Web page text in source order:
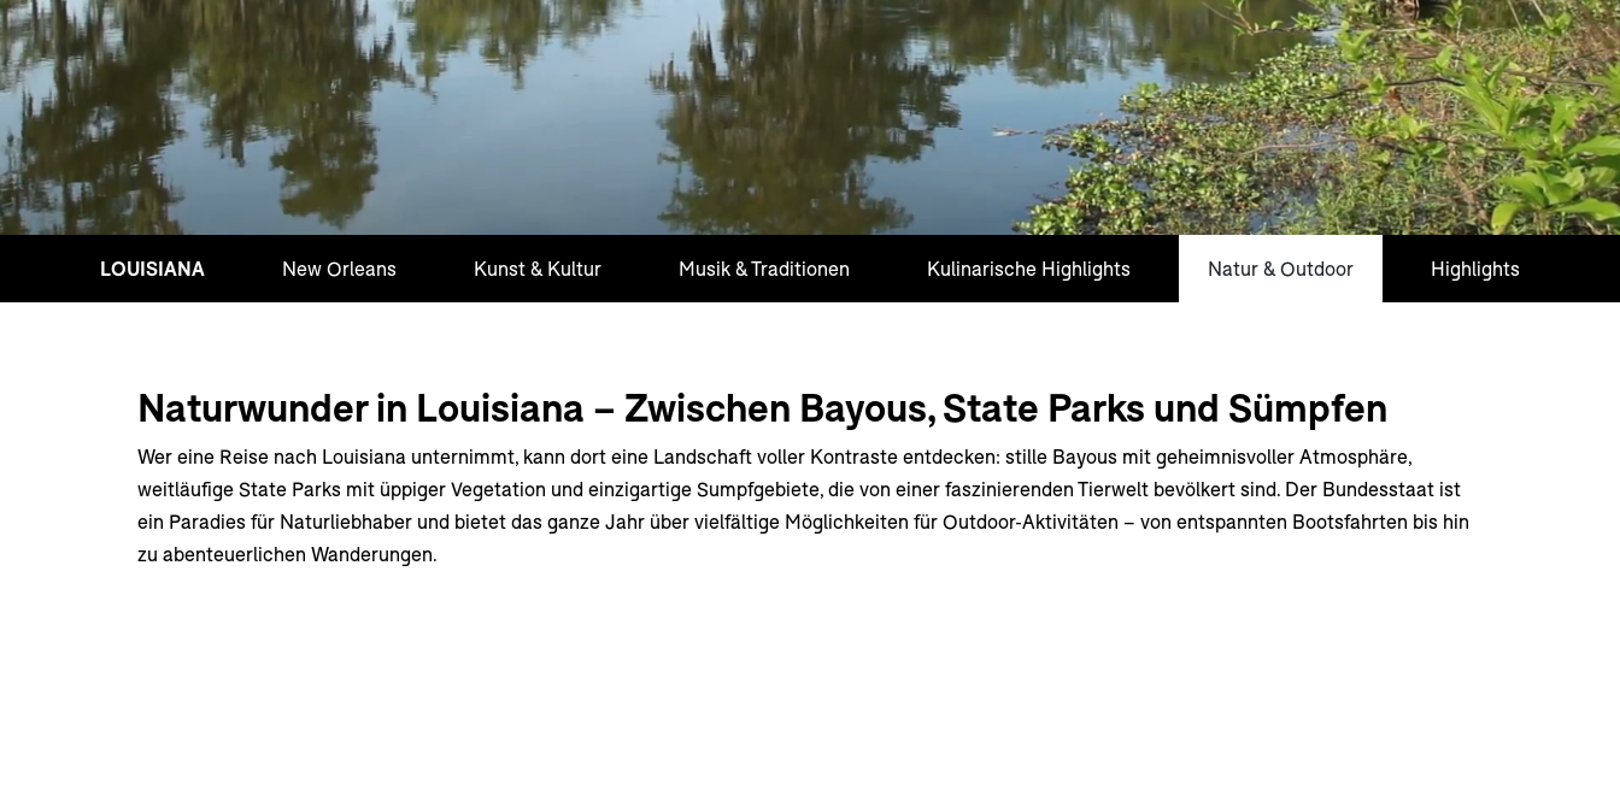
LOUISIANA New Orleans Kunst & Kultur Musik & Traditionen Kulinarische Highlights Natur & Outdoor Highlights
Naturwunder in Louisiana – Zwischen Bayous, State Parks und Sümpfen
Wer eine Reise nach Louisiana unternimmt, kann dort eine Landschaft voller Kontraste entdecken: stille Bayous mit geheimnisvoller Atmosphäre,
weitläufige State Parks mit üppiger Vegetation und einzigartige Sumpfgebiete, die von einer faszinierenden Tierwelt bevölkert sind. Der Bundesstaat ist
ein Paradies für Naturliebhaber und bietet das ganze Jahr über vielfältige Möglichkeiten für Outdoor-Aktivitäten – von entspannten Bootsfahrten bis hin
zu abenteuerlichen Wanderungen.